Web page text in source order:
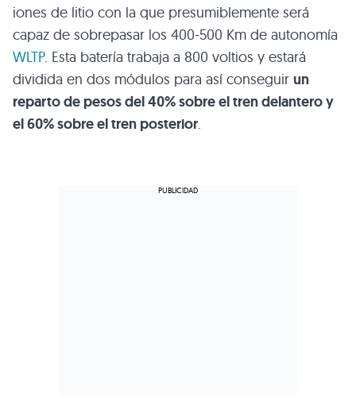
iones de litio con la que presumiblemente será
capaz de sobrepasar los 400-500 Km de autonomía
WLTP. Esta batería trabaja a 800 voltios y estará
dividida en dos módulos para así conseguir un
reparto de pesos del 40% sobre el tren delantero y
el 60% sobre el tren posterior.